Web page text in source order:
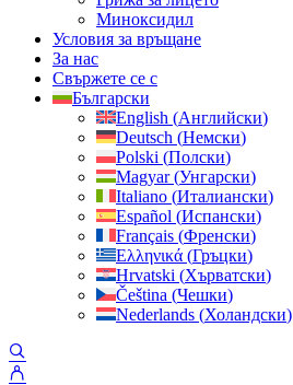
Миноксидил
Условия за връщане
За нас
Свържете се с
Български
English (Английски)
Deutsch (Немски)
Polski (Полски)
Magyar(Унгарски)
Italiano (Италиански)
Español (Испански)
Français (Френски)
Ελληνικά (Гръцки)
Hrvatski (Хърватски)
Čeština (Чешки)
Nederlands (Холандски)